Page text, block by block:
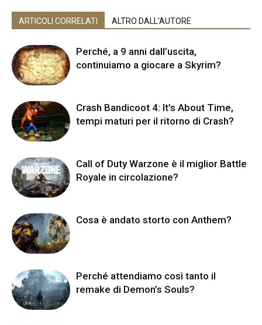
ARTICOLI CORRELATI ALTRO DALL'AUTORE
Perché, a 9 anni dall’uscita,
continuiamo a giocare a Skyrim?
Crash Bandicoot 4: It’s About Time,
tempi maturi per il ritorno di Crash?
Call of Duty Warzone è il miglior Battle
Royale in circolazione?
Cosa è andato storto con Anthem?
Perché attendiamo così tanto il
remake di Demon’s Souls?